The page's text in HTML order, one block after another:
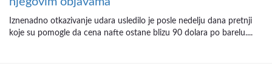
Iznenadno otkazivanje udara usledilo je posle nedelju dana pretnji
koje su pomogle da cena nafte ostane blizu 90 dolara po barelu....